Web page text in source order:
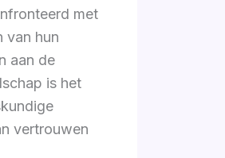
met
van hun
aan de
is het
vertrouwen